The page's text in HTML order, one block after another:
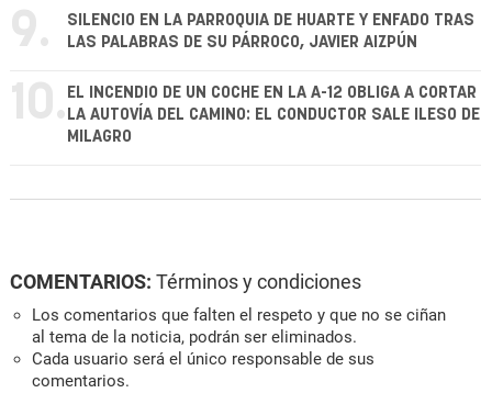
9.
SILENCIO EN LA PARROQUIA DE HUARTE Y ENFADO TRAS
LAS PALABRAS DE SU PÁRROCO, JAVIER AIZPÚN
10. EL INCENDIO DE UN COCHE EN LA A-12 OBLIGA A CORTAR
LA AUTOVÍA DEL CAMINO: EL CONDUCTOR SALE ILESO DE
MILAGRO
COMENTARIOS: Términos y condiciones
Los comentarios que falten el respeto y que no se ciñan
al tema de la noticia, podrán ser eliminados.
Cada usuario será el único responsable de sus
comentarios.